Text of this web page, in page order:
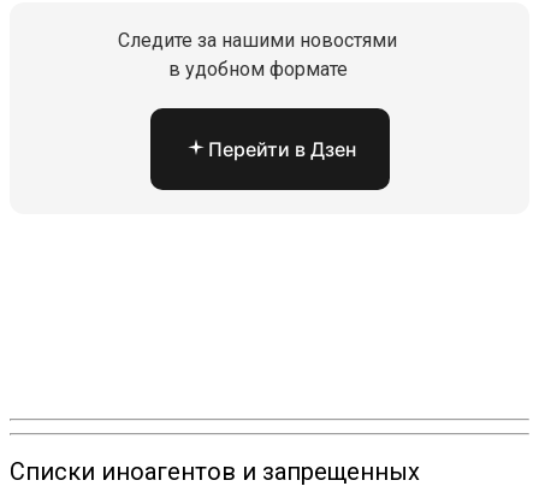
Следите за нашими новостями
в удобном формате
Перейти в Дзен
Списки иноагентов и запрещенных